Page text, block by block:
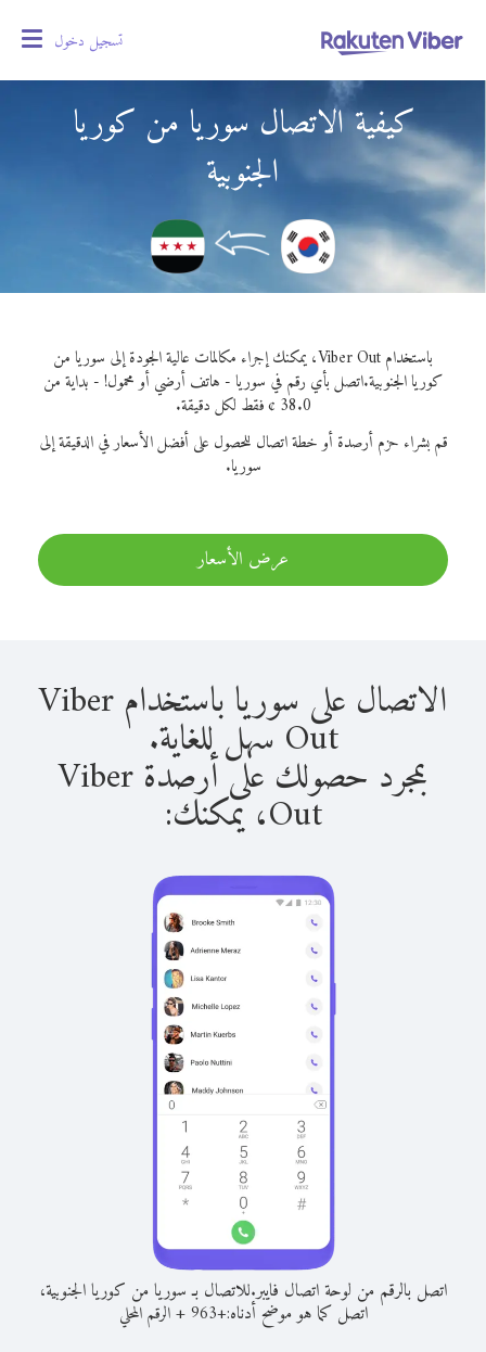
تسجيل دخول
كيفية الاتصال سوريا من كوريا
الجنوبية
باستخدام Viber Out، يمكنك إجراء مكالمات عالية الجودة إلى سوريا من
كوريا الجنوبية.اتصل بأي رقم في سوريا - هاتف أرضي أو محمول! - بداية من
38.0 ¢ فقط لكل دقيقة.
قم بشراء حزم أرصدة أو خطة اتصال للحصول على أفضل الأسعار في الدقيقة إلى
سوريا.
عرض الأسعار
الاتصال على سوريا باستخدام Viber
Out سهل للغاية.
بمجرد حصولك على أرصدة Viber
Out، يمكنك:
اتصل بالرقم من لوحة اتصال فايبر.للاتصال بـ سوريا من كوريا الجنوبية،
اتصل كما هو موضح أدناه:+
963
+الرقم المحلي